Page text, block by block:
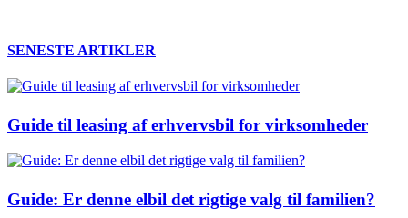
SENESTE ARTIKLER
Guide til leasing af erhvervsbil for virksomheder
Guide: Er denne elbil det rigtige valg til familien?